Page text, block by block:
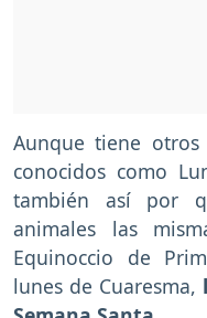
Aunque tiene otros
conocidos como
también así por
animales las
Equinoccio de
lunes de Cuaresma,